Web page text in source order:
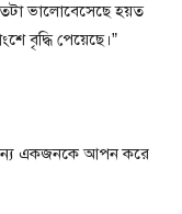
ভালোবেসেছে হয়ত
বৃদ্ধি পেয়েছে।”
একজনকে আপন করে